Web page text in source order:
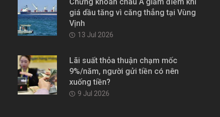
giá dầu tăng vì căng thẳng tại Vùng
Vịnh
13 Jul 2026
Lãi suất thỏa thuận chạm mốc
9%/năm, người gửi tiền có nên
xuống tiền?
9 Jul 2026